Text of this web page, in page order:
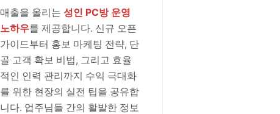
매출을 올리는 성인 PC방 운영
노하우를 제공합니다. 신규 오픈
가이드부터 홍보 마케팅 전략, 단
골 고객 확보 비법, 그리고 효율
적인 인력 관리까지 수익 극대화
를 위한 현장의 실전 팁을 공유합
니다. 업주님들 간의 활발한 정보